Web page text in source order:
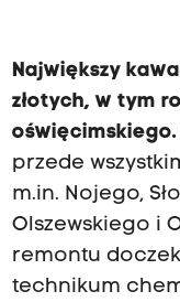
Największy
złotych, w tym
oświęcimskiego.
przede
m.in. Nojego,
Olszewskiego i
remontu
technikum